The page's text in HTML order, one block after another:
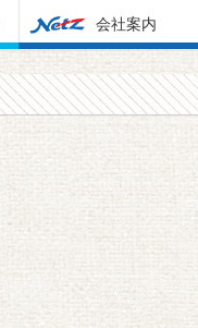
会社案内